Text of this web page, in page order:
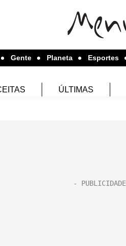
Gente Planeta Esportes
ÚLTIMAS